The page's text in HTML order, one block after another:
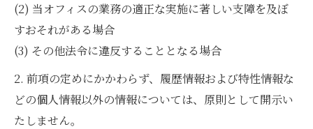
(2) 当オフィスの業務の適正な実施に著しい支障を及ぼ
すおそれがある場合
(3) その他法令に違反することとなる場合
2. 前項の定めにかかわらず、履歴情報および特性情報な
どの個人情報以外の情報については、原則として開示い
たしません。